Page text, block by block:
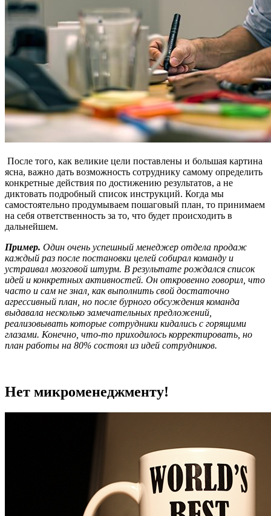
После того, как великие цели поставлены и большая картина
ясна, важно дать возможность сотруднику самому определить
конкретные действия по достижению результатов, а не
диктовать подробный список инструкций. Когда мы
самостоятельно продумываем пошаговый план, то принимаем
на себя ответственность за то, что будет происходить в
дальнейшем.
Пример. Один очень успешный менеджер отдела продаж
каждый раз после постановки целей собирал команду и
устраивал мозговой штурм. В результате рождался список
идей и конкретных активностей. Он откровенно говорил, что
часто и сам не знал, как выполнить свой достаточно
агрессивный план, но после бурного обсуждения команда
выдавала несколько замечательных предложений,
реализовывать которые сотрудники кидались с горящими
глазами. Конечно, что-то приходилось корректировать, но
план работы на 80% состоял из идей сотрудников.
Нет микроменеджменту!